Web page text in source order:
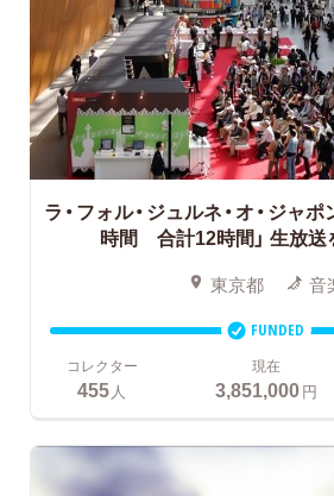
ラ・フォル・ジュルネ・オ・ジャ
時間 合計12時間」 生放送
東京都 音
FUNDED
コレクター
455 人
現在
3,851,000円